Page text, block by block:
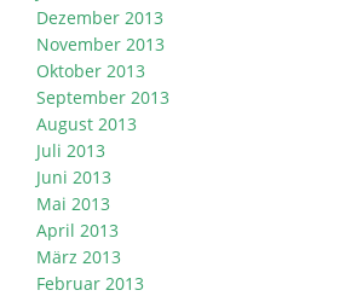
Dezember 2013
November 2013
Oktober 2013
September 2013
August 2013
Juli 2013
Juni 2013
Mai 2013
April 2013
März 2013
Februar 2013